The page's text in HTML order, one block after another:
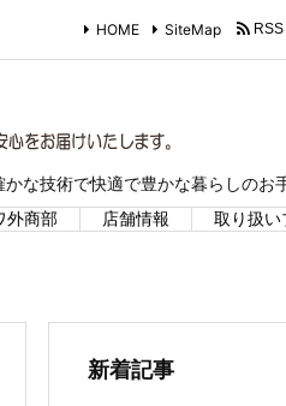
な技術で快適で豊かな暮らしのお
外商部 店舗情報 取り扱い
HOME SiteMap RSS
新着記事